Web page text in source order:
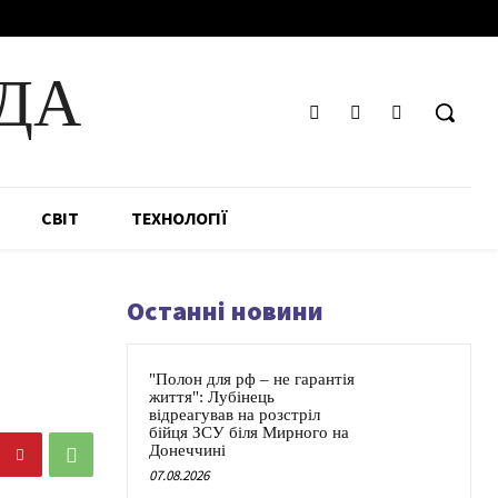
СВІТ ТЕХНОЛОГІЇ
Останні новини
"Полон для рф – не гарантія
життя": Лубінець
відреагував на розстріл
бійця ЗСУ біля Мирного на
Донеччині
07.08.2026